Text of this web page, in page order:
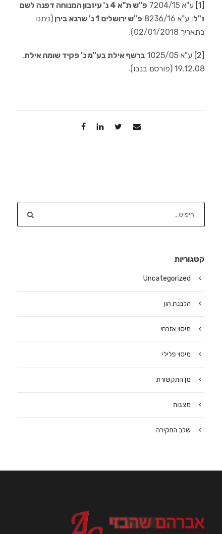
[1] ע"א 7204/15
פ"ש ת"א 4 נ' עיזבון המנוחה דפנה לשם
ז"ל; ע"א 8236/16 פ"ש ירושלים 1 נ' שרגא בירן
(ניתנו
בתאריך 02/01/2018).
[2] ע"א 1025/05 ברשף אילת בע"מ נ' פקיד שומה אילת,
19.12.08 (פורסם בנבו).
קטגוריות
Uncategorized
הלבנת הון
מיסוי אזרחי
מיסוי פלילי
מן התקשורת
מצגות
שלב החקירה